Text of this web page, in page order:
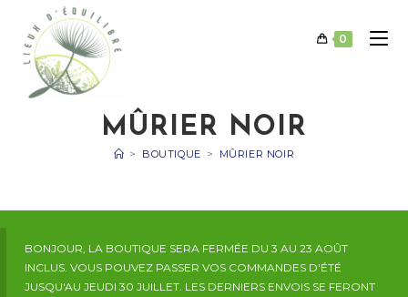
content
0
MÛRIER NOIR
> BOUTIQUE > MÛRIER NOIR
BONJOUR, LA BOUTIQUE SERA FERMÉE DU 3 AU 23 AOÛT
INCLUS. VOUS POUVEZ PASSER VOS COMMANDES D'ÉTÉ
JUSQU'AU JEUDI 30 JUILLET. LES DERNIERS ENVOIS SE FERONT